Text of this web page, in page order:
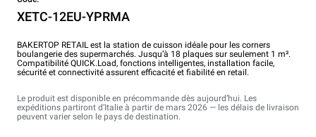
XETC-12EU-YPRMA
BAKERTOP RETAIL est la station de cuisson idéale pour les corners
boulangerie des supermarchés. Jusqu’à 18 plaques sur seulement 1 m².
Compatibilité QUICK.Load, fonctions intelligentes, installation facile,
sécurité et connectivité assurent efficacité et fiabilité en retail.
Le produit est disponible en précommande dès aujourd’hui. Les
expéditions partiront d’Italie à partir de mars 2026 — les délais de livraison
peuvent varier selon le pays de destination.